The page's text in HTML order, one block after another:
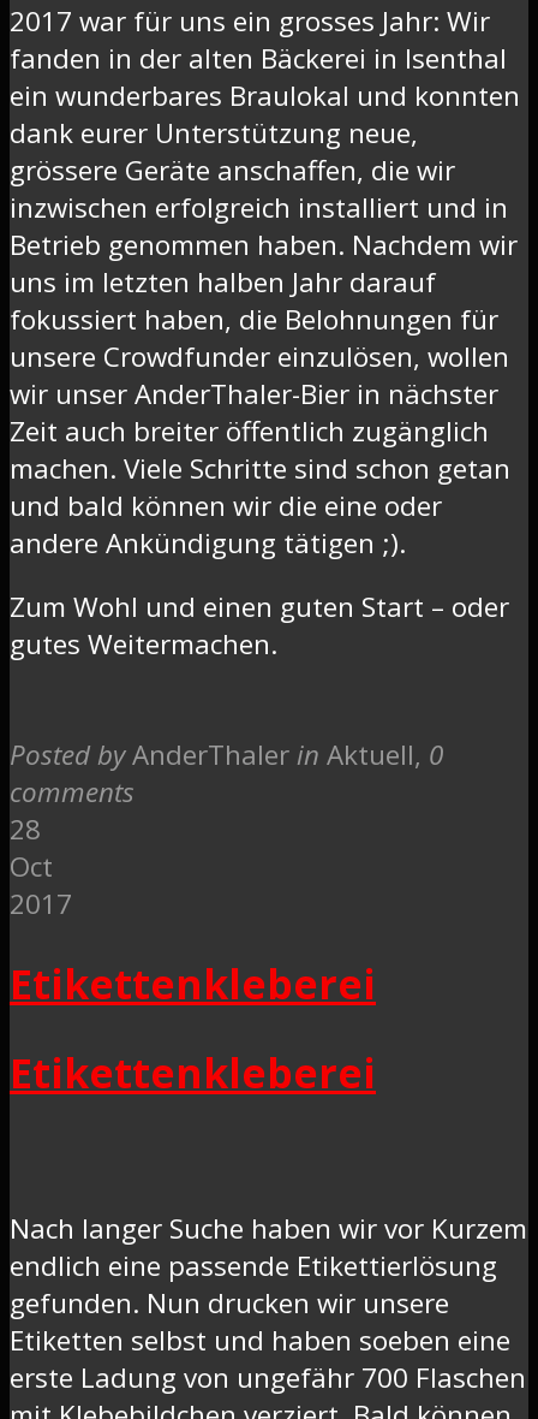
2017 war für uns ein grosses Jahr: Wir
fanden in der alten Bäckerei in Isenthal
ein wunderbares Braulokal und konnten
dank eurer Unterstützung neue,
grössere Geräte anschaffen, die wir
inzwischen erfolgreich installiert und in
Betrieb genommen haben. Nachdem wir
uns im letzten halben Jahr darauf
fokussiert haben, die Belohnungen für
unsere Crowdfunder einzulösen, wollen
wir unser AnderThaler-Bier in nächster
Zeit auch breiter öffentlich zugänglich
machen. Viele Schritte sind schon getan
und bald können wir die eine oder
andere Ankündigung tätigen ;).
Zum Wohl und einen guten Start – oder
gutes Weitermachen.
Posted byAnderThalerin Aktuell, 0
comments
28
Oct
2017
Etikettenkleberei
Etikettenkleberei
Nach langer Suche haben wir vor Kurzem
endlich eine passende Etikettierlösung
gefunden. Nun drucken wir unsere
Etiketten selbst und haben soeben eine
erste Ladung von ungefähr 700 Flaschen